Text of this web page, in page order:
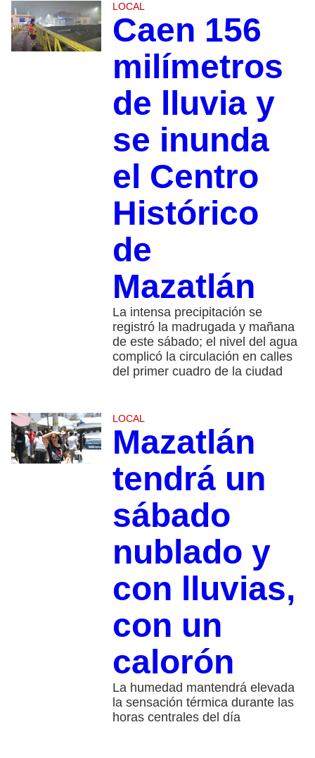
LOCAL
Caen 156
milímetros
de lluvia y
se inunda
el Centro
Histórico
de
Mazatlán
La intensa precipitación se
registró la madrugada y mañana
de este sábado; el nivel del agua
complicó la circulación en calles
del primer cuadro de la ciudad
LOCAL
Mazatlán
tendrá un
sábado
nublado y
con lluvias,
con un
calorón
La humedad mantendrá elevada
la sensación térmica durante las
horas centrales del día